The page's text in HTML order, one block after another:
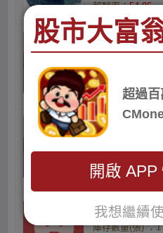
報酬率：54.86
Huta Piko的
1120910
庫存數量(張) ：3
未實現損益：
報酬率：53
Huta Piko的P
1120910 tai
庫存數量(張) ：3
未實現損益：
報酬率： 53
蕭昭傑的辣
庫存數量(張) ：1
股市大富
超過百
開啟 APP
我想繼續